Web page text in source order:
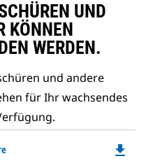
UND
KÖNNEN
WERDEN.
und andere
für Ihr wachsendes
file_download